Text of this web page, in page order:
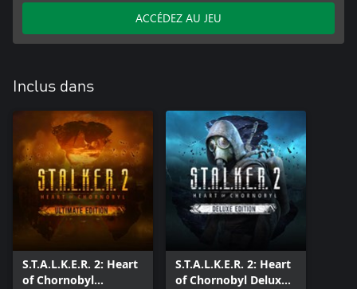
ACCÉDEZ AU JEU
Inclus dans
S.T.A.L.K.E.R. 2: Heart
of Chornobyl
S.T.A.L.K.E.R. 2: Heart
of Chornobyl Deluxe